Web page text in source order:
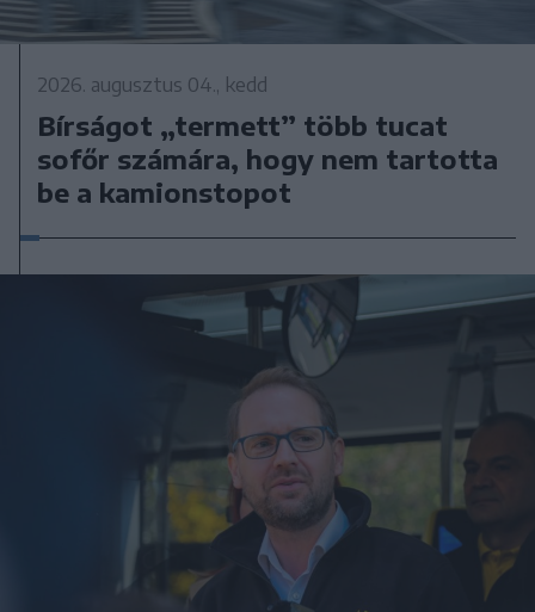
2026. augusztus 04., kedd
Bírságot „termett” több tucat
sofőr számára, hogy nem tartotta
be a kamionstopot